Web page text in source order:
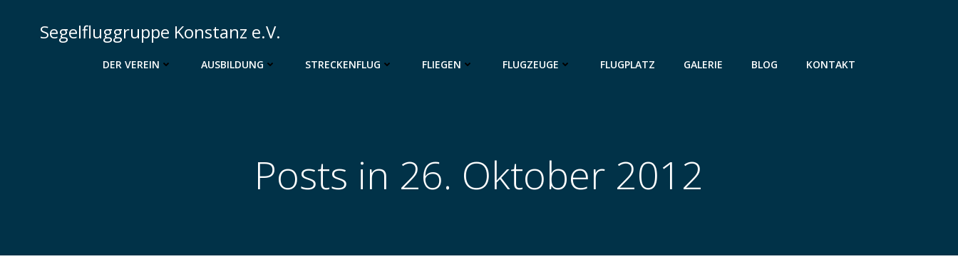
springenSegelfluggruppe Konstanz e.V.
DER VEREIN AUSBILDUNG STRECKENFLUG FLIEGEN FLUGZEUGE FLUGPLATZ GALERIE BLOG KONTAKT
Posts in 26. Oktober 2012